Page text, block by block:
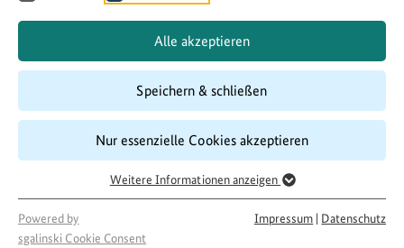
Alle akzeptieren
Speichern & schließen
Nur essenzielle Cookies akzeptieren
Weitere Informationen anzeigen
Powered by
sgalinski Cookie Consent
Impressum | Datenschutz
Laufzeit
08/2018
500 LandInitiativen
Projektakteur
Arbeiterwohlfahrt Ortsverein Schleswig e.V.